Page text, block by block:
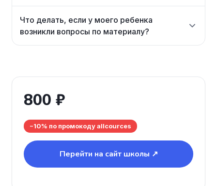
Что делать, если у моего ребенка
возникли вопросы по материалу?
800 ₽
−10% по промокоду allcources
Перейти на сайт школы ↗